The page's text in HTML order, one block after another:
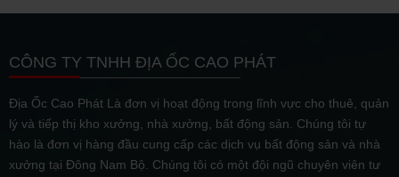
CÔNG TY TNHH ĐỊA ỐC CAO PHÁT
Địa Ốc Cao Phát Là đơn vị hoạt động trong lĩnh vực cho thuê, quản
lý và tiếp thị kho xưởng, nhà xưởng, bất động sản. Chúng tôi tự
hào là đơn vị hàng đầu cung cấp các dịch vụ bất động sản và nhà
xưởng tại Đông Nam Bộ. Chúng tôi có một đội ngũ chuyên viên tư